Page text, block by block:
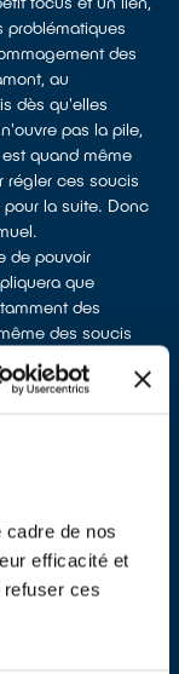
de nos
efficacité et
ces
problématiques
des
au
dès qu'elles
pas la pile,
quand même
régler ces soucis
la suite. Donc
de pouvoir
que
des
des soucis
vidéo de
organisme
c'est environ
le marché en
000 tonnes.
50 %